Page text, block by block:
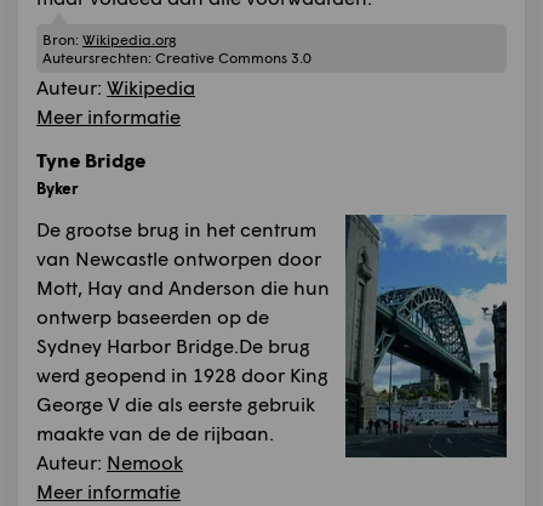
Bron: Wikipedia.org
Auteursrechten: Creative Commons 3.0
Auteur: Wikipedia
Meer informatie
Tyne Bridge
Byker
De grootse brug in het centrum
van Newcastle ontworpen door
Mott, Hay and Anderson die hun
ontwerp baseerden op de
Sydney Harbor Bridge.De brug
werd geopend in 1928 door King
George V die als eerste gebruik
maakte van de de rijbaan.
Auteur: Nemook
Meer informatie